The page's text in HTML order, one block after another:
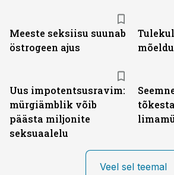
Meeste seksiisu suunab
östrogeen ajus
Uus impotentsusravim:
mürgiämblik võib
päästa miljonite
seksuaalelu
Veel sel teemal